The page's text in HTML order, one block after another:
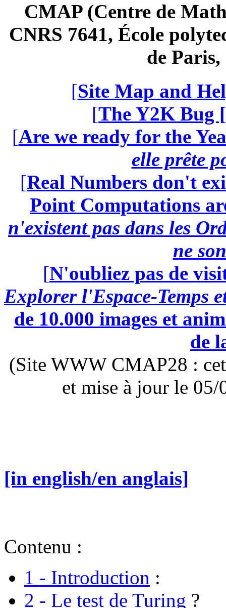
CMAP (Centre de
CNRS 7641, École
de
[Site Map and
[The Y2K Bug [
[Are we ready for the
elle prête
[Real Numbers don't
Point Computations
n'existent pas dans les
ne
[N'oubliez pas de
Explorer l'Espace-Temps
de 10.000 images et
de
(Site WWW CMAP28 :
et mise à jour le
[in english/en anglais]
Contenu :
1 - Introduction :
2 - Le test de Turing ?